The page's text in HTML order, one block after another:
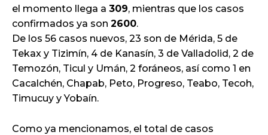
el momento llega a 309, mientras que los casos
confirmados ya son 2600.
De los 56 casos nuevos, 23 son de Mérida, 5 de
Tekax y Tizimín, 4 de Kanasín, 3 de Valladolid, 2 de
Temozón, Ticul y Umán, 2 foráneos, así como 1 en
Cacalchén, Chapab, Peto, Progreso, Teabo, Tecoh,
Timucuy y Yobaín.
Como ya mencionamos, el total de casos